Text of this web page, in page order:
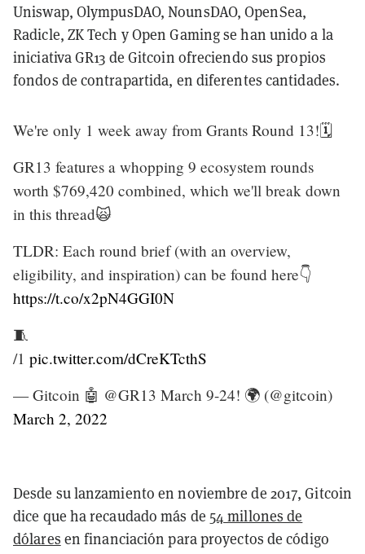
Uniswap, OlympusDAO, NounsDAO, OpenSea,
Radicle, ZK Tech y Open Gaming se han unido a la
iniciativa GR13 de Gitcoin ofreciendo sus propios
fondos de contrapartida, en diferentes cantidades.
We're only 1 week away from Grants Round 13!🗓️
GR13 features a whopping 9 ecosystem rounds
worth $769,420 combined, which we'll break down
in this thread🙀
TLDR: Each round brief (with an overview,
eligibility, and inspiration) can be found here👇
https://t.co/x2pN4GGI0N
🧵
/1 pic.twitter.com/dCreKTcthS
— Gitcoin 🤖 @GR13 March 9-24! 🌍 (@gitcoin)
March 2, 2022
Desde su lanzamiento en noviembre de 2017, Gitcoin
dice que ha recaudado más de 54 millones de
dólares en financiación para proyectos de código